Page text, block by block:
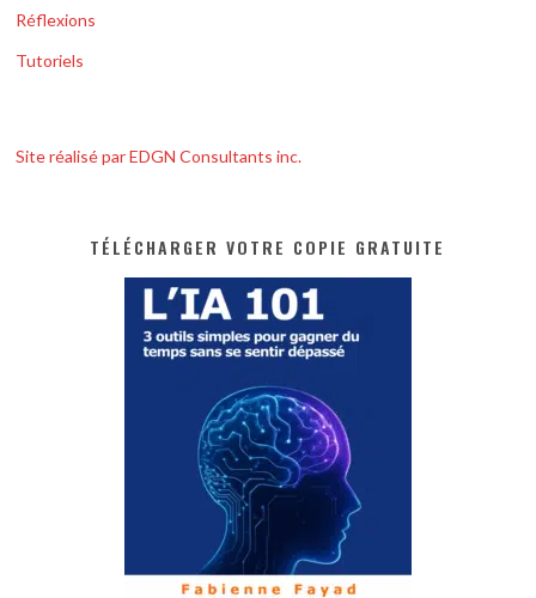
Réflexions
Tutoriels
Site réalisé par EDGN Consultants inc.
TÉLÉCHARGER VOTRE COPIE GRATUITE